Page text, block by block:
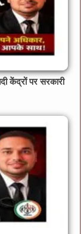
केंद्रों पर सरकारी